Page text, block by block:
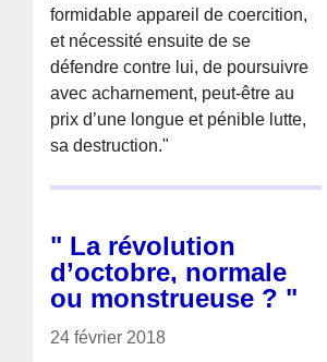
formidable appareil de coercition,
et nécessité ensuite de se
défendre contre lui, de poursuivre
avec acharnement, peut-être au
prix d’une longue et pénible lutte,
sa destruction."
" La révolution
d’octobre, normale
ou monstrueuse ? "
24 février 2018